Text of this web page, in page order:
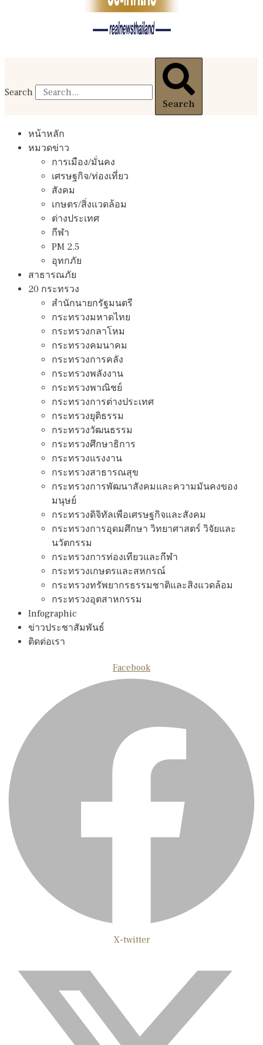
Search
Search
หน้าหลัก
หมวดข่าว
การเมือง/มั่นคง
เศรษฐกิจ/ท่องเที่ยว
สังคม
เกษตร/สิ่งแวดล้อม
ต่างประเทศ
กีฬา
PM 2.5
อุทกภัย
สาธารณภัย
20 กระทรวง
สํานักนายกรัฐมนตรี
กระทรวงมหาดไทย
กระทรวงกลาโหม
กระทรวงคมนาคม
กระทรวงการคลัง
กระทรวงพลังงาน
กระทรวงพาณิชย์
กระทรวงการต่างประเทศ
กระทรวงยุติธรรม
กระทรวงวัฒนธรรม
กระทรวงศึกษาธิการ
กระทรวงแรงงาน
กระทรวงสาธารณสุข
กระทรวงการพัฒนาสังคมและความมันคงของ
มนุษย์
กระทรวงดิจิทัลเพือเศรษฐกิจและสังคม
กระทรวงการอุดมศึกษา วิทยาศาสตร์ วิจัยและ
นวัตกรรม
กระทรวงการท่องเทียวและกีฬา
กระทรวงเกษตรและสหกรณ์
กระทรวงทรัพยากรธรรมชาติและสิงแวดล้อม
กระทรวงอุตสาหกรรม
Infographic
ข่าวประชาสัมพันธ์
ติดต่อเรา
Facebook
X-twitter